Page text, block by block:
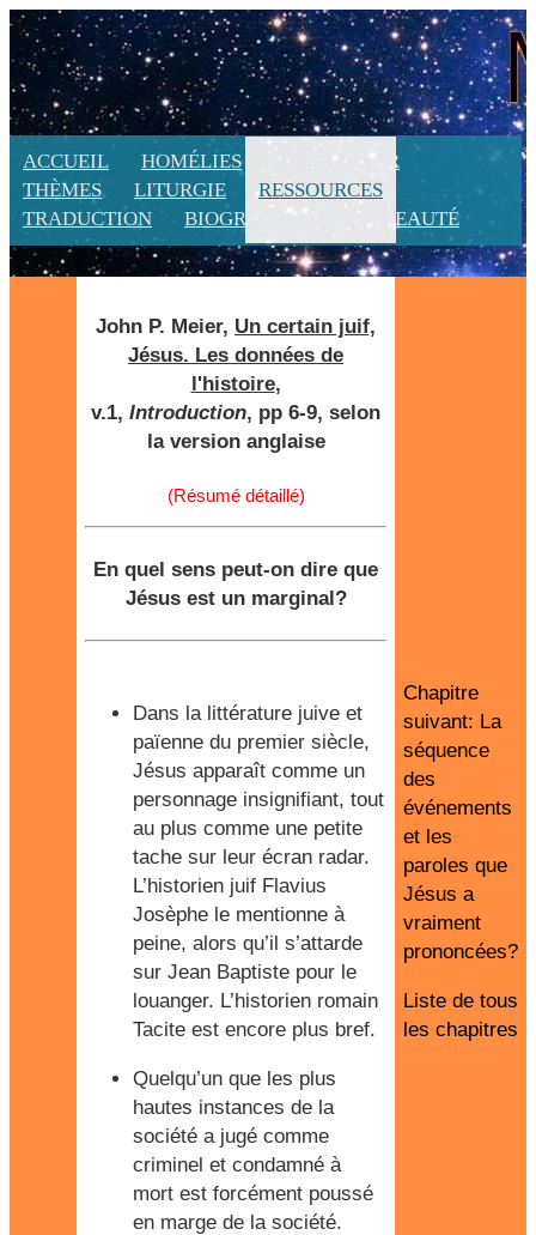
ACCUEIL HOMÉLIES
CALENDRIER
THÈMES
LITURGIE
RESSOURCES
TRADUCTION
BIOGRAPHIE NOUVEAUTÉ
John P. Meier, Un certain juif,
Jésus. Les données de
l'histoire,
v.1, Introduction, pp 6-9, selon
la version anglaise
(Résumé détaillé)
En quel sens peut-on dire que
Jésus est un marginal?
Dans la littérature juive et
païenne du premier siècle,
Jésus apparaît comme un
personnage insignifiant, tout
au plus comme une petite
tache sur leur écran radar.
L’historien juif Flavius
Josèphe le mentionne à
peine, alors qu’il s’attarde
sur Jean Baptiste pour le
louanger. L’historien romain
Tacite est encore plus bref.
Quelqu’un que les plus
hautes instances de la
société a jugé comme
criminel et condamné à
mort est forcément poussé
en marge de la société.
Chapitre
suivant: La
séquence
des
événements
et les
paroles que
Jésus a
vraiment
prononcées?
Liste de tous
les chapitres